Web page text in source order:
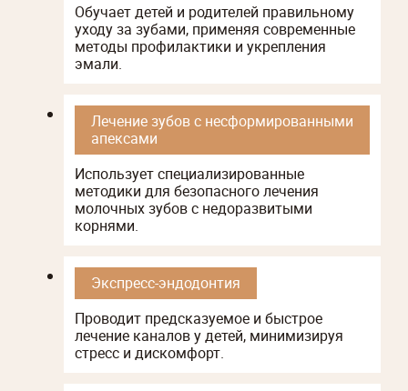
Обучает детей и родителей правильному
уходу за зубами, применяя современные
методы профилактики и укрепления
эмали.
Лечение зубов с несформированными
апексами
Использует специализированные
методики для безопасного лечения
молочных зубов с недоразвитыми
корнями.
Экспресс-эндодонтия
Проводит предсказуемое и быстрое
лечение каналов у детей, минимизируя
стресс и дискомфорт.